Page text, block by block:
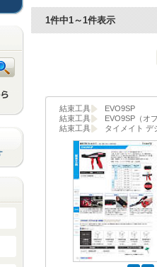
1件中1～1件表示
結束工具
EVO9SP
結束工具
EVO9SP（オ
結束工具
タイメイト デ